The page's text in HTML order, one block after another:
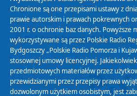
Zamówienia publiczne
Biuletyn Informacji Publicznej
Chronione są one przepisami ustawy z
prawie autorskim i prawach pokrewnych
2001 r. o ochronie baz danych. Powyższe
wykorzystywane są przez Polskie Radio
Bydgoszczy „Polskie Radio Pomorza i
stosownej umowy licencyjnej.
przedmiotowych materiałów przez
przewidzianymi przez przepisy prawa
dozwolonym użytkiem osobistym, jest